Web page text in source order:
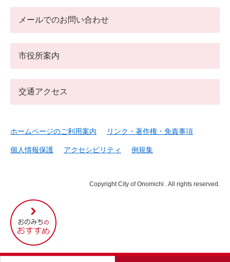
尾
道
市
の
す
メールでのお問い合わせ
市役所案内
交通アクセス
ホームページのご利用案内 リンク・著作権・免責事項
個人情報保護 アクセシビリティ 例規集
Copyright City of Onomichi . All rights reserved.